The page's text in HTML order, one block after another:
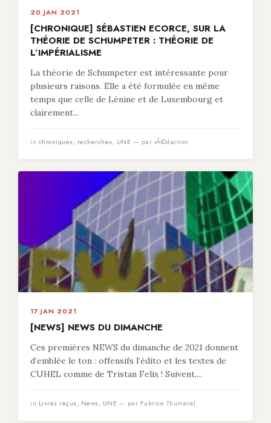
20 JAN 2021
[CHRONIQUE] SÉBASTIEN ECORCE, SUR LA
THÉORIE DE SCHUMPETER : THÉORIE DE
L’IMPÉRIALISME
La théorie de Schumpeter est intéressante pour
plusieurs raisons. Elle a été formulée en même
temps que celle de Lénine et de Luxembourg et
clairement...
in chroniques, recherches, UNE — par rÃ©daction
17 JAN 2021
[NEWS] NEWS DU DIMANCHE
Ces premières NEWS du dimanche de 2021 donnent
d’emblée le ton : offensifs l’édito et les textes de
CUHEL comme de Tristan Felix ! Suivent,...
in Livres reçus, News, UNE — par Fabrice Thumerel